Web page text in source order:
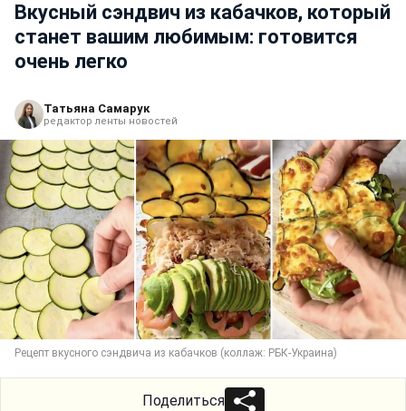
Вкусный сэндвич из кабачков, который
станет вашим любимым: готовится
очень легко
Татьяна Самарук
редактор ленты новостей
Рецепт вкусного сэндвича из кабачков (коллаж: РБК-Украина)
Поделиться